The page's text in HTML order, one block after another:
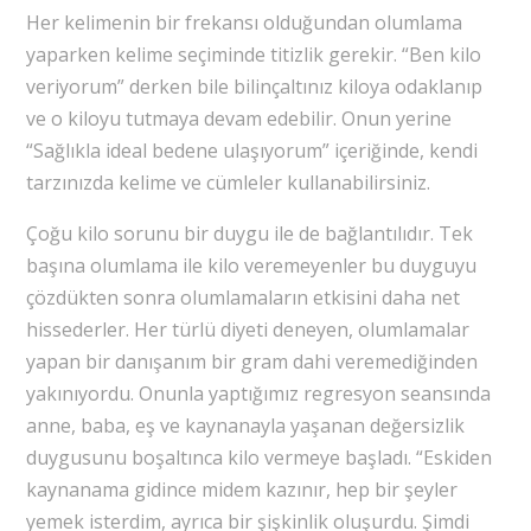
Her kelimenin bir frekansı olduğundan olumlama
yaparken kelime seçiminde titizlik gerekir. “Ben kilo
veriyorum” derken bile bilinçaltınız kiloya odaklanıp
ve o kiloyu tutmaya devam edebilir. Onun yerine
“Sağlıkla ideal bedene ulaşıyorum” içeriğinde, kendi
tarzınızda kelime ve cümleler kullanabilirsiniz.
Çoğu kilo sorunu bir duygu ile de bağlantılıdır. Tek
başına olumlama ile kilo veremeyenler bu duyguyu
çözdükten sonra olumlamaların etkisini daha net
hissederler. Her türlü diyeti deneyen, olumlamalar
yapan bir danışanım bir gram dahi veremediğinden
yakınıyordu. Onunla yaptığımız regresyon seansında
anne, baba, eş ve kaynanayla yaşanan değersizlik
duygusunu boşaltınca kilo vermeye başladı. “Eskiden
kaynanama gidince midem kazınır, hep bir şeyler
yemek isterdim, ayrıca bir şişkinlik oluşurdu. Şimdi